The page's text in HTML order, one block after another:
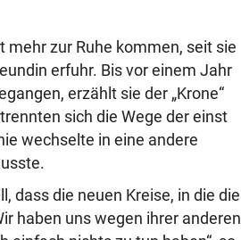
mehr zur Ruhe kommen, seit sie
erfuhr. Bis vor einem Jahr
erzählt sie der „Krone“
sich die Wege der einst
wechselte in eine andere
dass die neuen Kreise, in die die
haben uns wegen ihrer anderen